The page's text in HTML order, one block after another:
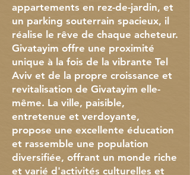
appartements en rez-de-jardin, et
un parking souterrain spacieux, il
réalise le rêve de chaque acheteur.
Givatayim offre une proximité
unique à la fois de la vibrante Tel
Aviv et de la propre croissance et
revitalisation de Givatayim elle-
même. La ville, paisible,
entretenue et verdoyante,
propose une excellente éducation
et rassemble une population
diversifiée, offrant un monde riche
et varié d'activités culturelles et